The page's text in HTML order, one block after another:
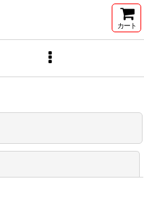
カート